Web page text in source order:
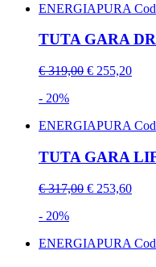
ENERGIAPURA
TUTA GARA
€ 319,00 € 255,20
- 20%
ENERGIAPURA
TUTA GARA
€ 317,00 € 253,60
- 20%
ENERGIAPURA